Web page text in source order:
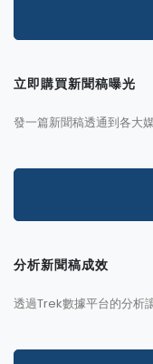
立即購買新聞稿曝光
發一篇新聞稿透通到各大
分析新聞稿成效
透過Trek數據平台的分析